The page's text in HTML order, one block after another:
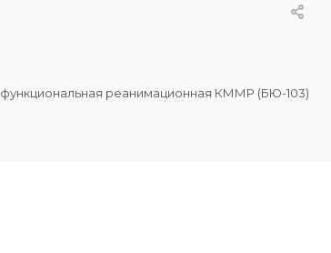
реанимационная КММР (БЮ-103)